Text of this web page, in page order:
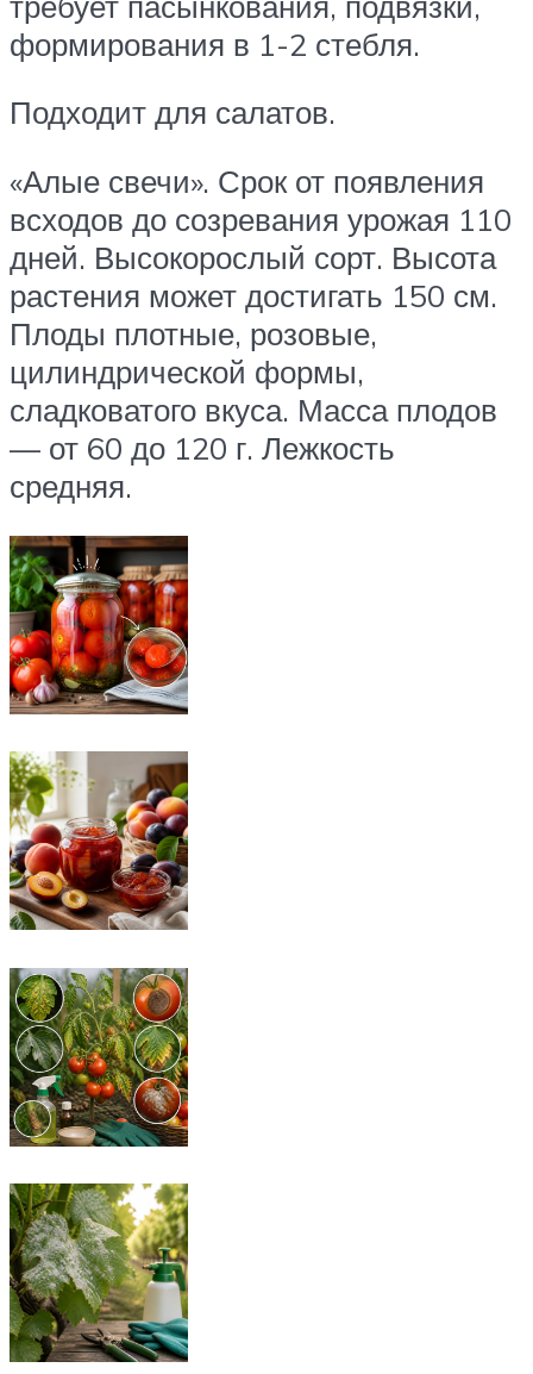
формирования в 1-2 стебля.
Подходит для салатов.
«Алые свечи». Срок от появления
всходов до созревания урожая 110
дней. Высокорослый сорт. Высота
растения может достигать 150 см.
Плоды плотные, розовые,
цилиндрической формы,
сладковатого вкуса. Масса плодов
— от 60 до 120 г. Лежкость
средняя.